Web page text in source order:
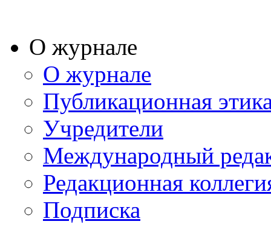
О журнале
О журнале
Публикационная
Учредители
Международный
Редакционная
Подписка